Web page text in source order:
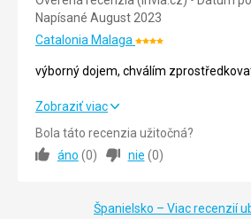
Ubytovanie
Ubytování s terasou poskytovalo
Služby
Žádnou službu jsme od hotelu
Táto recenzia bola preložená
Google Translate
Napísané August 2023
Catalonia MalagaHodnotenie:
4/5
výborný dojem, chválím
výborný dojem, chválím
Strava
Zobraziť viac
Bola táto recenzia užitočná?
áno (0) nie (0)
Španielsko – Viac recenzií